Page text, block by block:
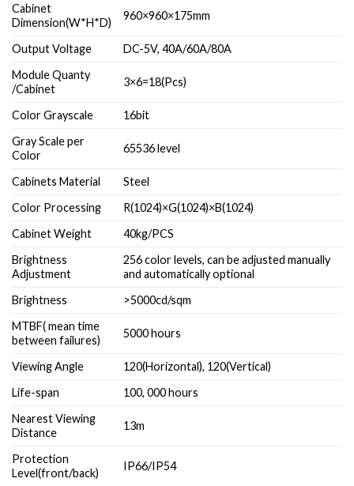
Cabinet
Dimension(W*H*D)
960×960×175mm
Output Voltage
DC-5V, 40A/60A/80A
Module Quanty
/Cabinet
3×6=18(Pcs)
Color Grayscale
16bit
Gray Scale per
Color
65536 level
Cabinets Material
Steel
Color Processing
R(1024)×G(1024)×B(1024)
Cabinet Weight
40kg/PCS
Brightness
Adjustment
256 color levels, can be adjusted manually
and automatically optional
Brightness
>5000cd/sqm
MTBF( mean time
between failures)
5000 hours
Viewing Angle
120(Horizontal), 120(Vertical)
Life-span
100, 000 hours
Nearest Viewing
Distance
13m
Protection
Level(front/back)
IP66/IP54